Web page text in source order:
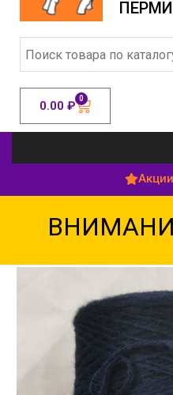
ПЕРМИ
0.00 ₽ 0